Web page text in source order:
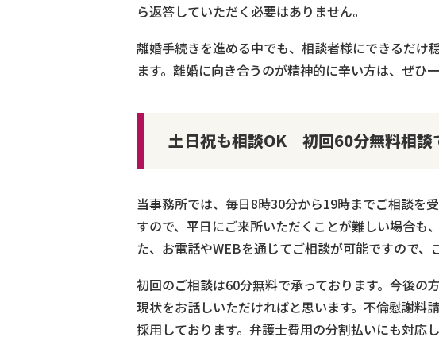
ら返答していただく必要はありません。
離婚手続きを進める中でも、相談者様にできるだけ
ます。離婚に向き合うのが精神的に辛い方は、ぜひ
土日祝も相談OK｜初回60分無料相
当事務所では、毎日8時30分から19時までご相談を
すので、平日にご来所いただくことが難しい場合も
た、お電話やWEBを通じてご相談が可能ですので、
初回のご相談は60分無料で承っております。今後の
現状をお話しいただければと思います。不倫慰謝料
採用しております。弁護士費用の分割払いにも対応